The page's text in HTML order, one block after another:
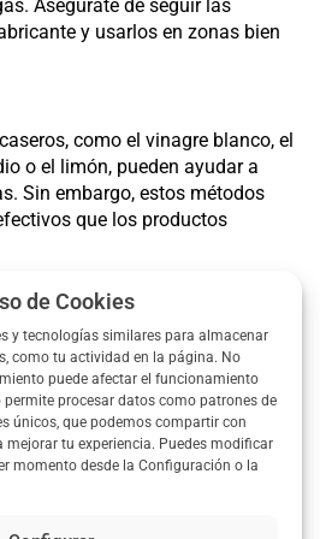
de Cookies
y tecnologías similares para almacenar
como tu actividad en la página. No
puede afectar el funcionamiento
procesar datos como patrones de
únicos, que podemos compartir con
mejorar tu experiencia. Puedes modificar
momento desde la Configuración o la
Asegúrate de seguir las
y usarlos en zonas bien
como el vinagre blanco, el
o el limón, pueden ayudar a
Sin embargo, estos métodos
que los productos
una plaga de
o no logras controlarla por ti
ayuda profesional.
puedes encontrar empresas
plagas en tu ciudad. Los
y productos específicos